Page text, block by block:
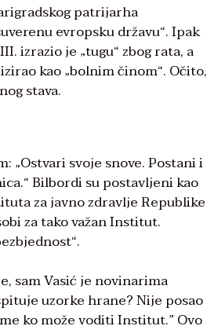
patrijarha
evropsku državu“. Ipak
izrazio je „tugu“ zbog rata, a
kao „bolnim činom“. Očito,
stava.
„Ostvari svoje snove. Postani i
Bilbordi su postavljeni kao
za javno zdravlje Republike
za tako važan Institut.
sam Vasić je novinarima
uzorke hrane? Nije posao
ko može voditi Institut.” Ovo